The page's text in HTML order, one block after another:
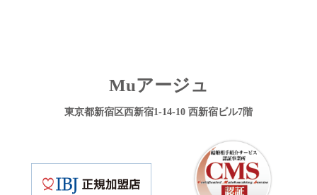
Muアージュ
東京都新宿区西新宿1-14-10 西新宿ビル7階